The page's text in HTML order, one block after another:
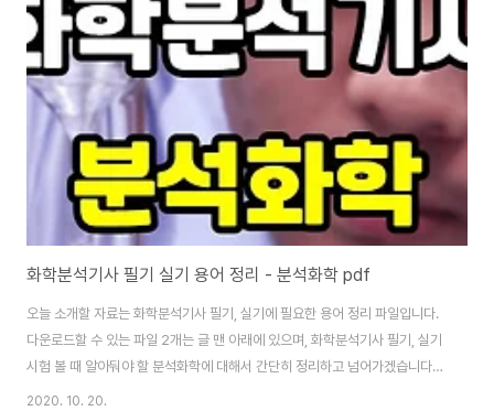
화학분석기사 필기 실기 용어 정리 - 분석화학 pdf
오늘 소개할 자료는 화학분석기사 필기, 실기에 필요한 용어 정리 파일입니다.
다운로드할 수 있는 파일 2개는 글 맨 아래에 있으며, 화학분석기사 필기, 실기
시험 볼 때 알아둬야 할 분석화학에 대해서 간단히 정리하고 넘어가겠습니다.
분광기기 관련한 용어 정리[클릭]는 이 글을 보시면 됩니다. 분석화학개론 어느
2020. 10. 20.